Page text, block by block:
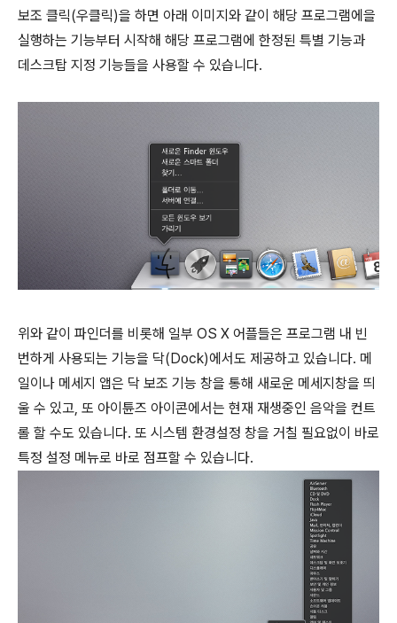
보조 클릭(우클릭)을 하면 아래 이미지와 같이 해당 프로그램에을
실행하는 기능부터 시작해 해당 프로그램에 한정된 특별 기능과
데스크탑 지정 기능들을 사용할 수 있습니다.
위와 같이 파인더를 비롯해 일부 OS X 어플들은 프로그램 내 빈
번하게 사용되는 기능을 닥(Dock)에서도 제공하고 있습니다. 메
일이나 메세지 앱은 닥 보조 기능 창을 통해 새로운 메세지창을 띄
울 수 있고, 또 아이튠즈 아이콘에서는 현재 재생중인 음악을 컨트
롤 할 수도 있습니다. 또 시스템 환경설정 창을 거칠 필요없이 바로
특정 설정 메뉴로 바로 점프할 수 있습니다.